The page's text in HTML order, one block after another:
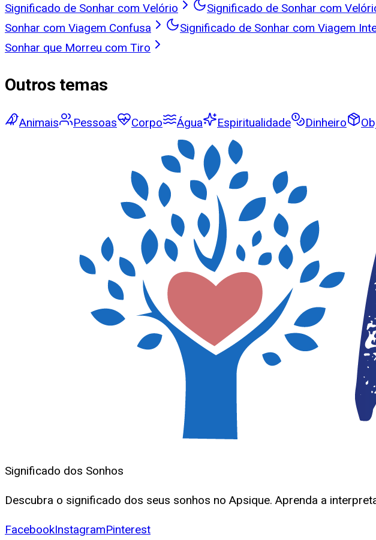
Significado de Sonhar com Velório
Significado de Sonhar com
Sonhar com Viagem Confusa
Significado de Sonhar com Viagem
Sonhar que Morreu com Tiro
Outros temas
Animais Pessoas Corpo Água Espiritualidade Dinheiro
Significado dos Sonhos
Descubra o significado dos seus sonhos no Apsique. Aprenda a
FacebookInstagramPinterest